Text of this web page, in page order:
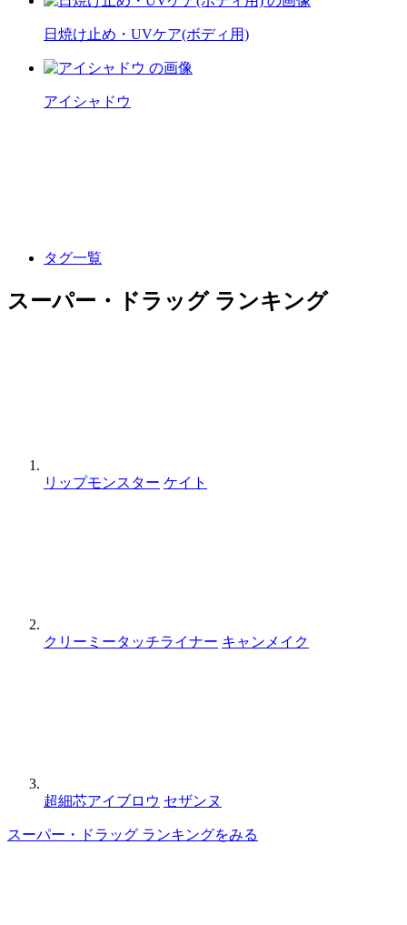
日焼け止め・UVケア(ボディ用)
アイシャドウ
タグ一覧
スーパー・ドラッグ ランキング
リップモンスター ケイト
クリーミータッチライナー キャンメイク
超細芯アイブロウ セザンヌ
スーパー・ドラッグ ランキングをみる